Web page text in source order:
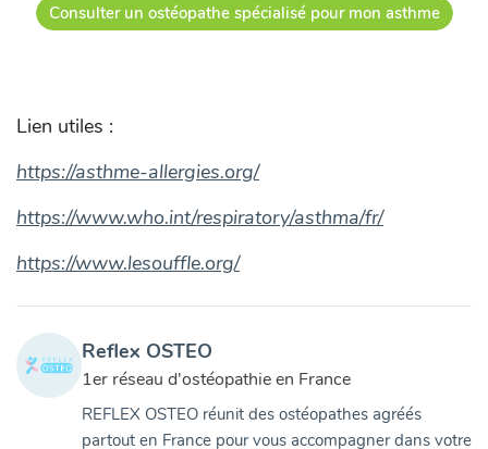
Consulter un ostéopathe spécialisé pour mon asthme
Lien utiles :
https://asthme-allergies.org/
https://www.who.int/respiratory/asthma/fr/
https://www.lesouffle.org/
Reflex OSTEO
1er réseau d'ostéopathie en France
REFLEX OSTEO réunit des ostéopathes agréés
partout en France pour vous accompagner dans votre